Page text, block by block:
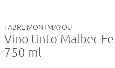
FABRE MONTMAYOU
Vino tinto Malbec
750 ml